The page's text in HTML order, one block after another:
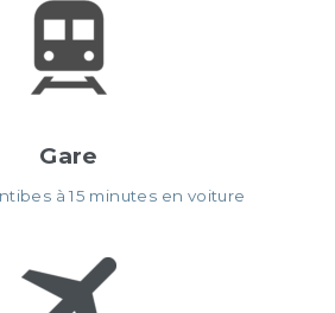
Gare
à 15 minutes en voiture